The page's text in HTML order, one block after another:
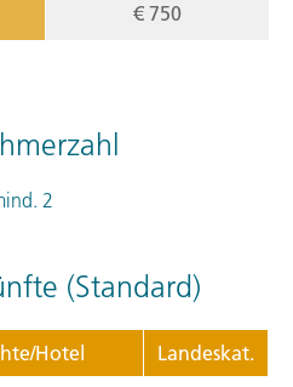
€ 750
2
(Standard)
Hotel
Landeskat.